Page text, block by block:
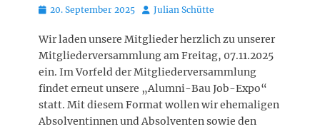
Posted
20. September 2025 AutorJulian Schütte
Wir laden unsere Mitglieder herzlich zu unserer
Mitgliederversammlung am Freitag, 07.11.2025
ein. Im Vorfeld der Mitgliederversammlung
findet erneut unsere „Alumni-Bau Job-Expo“
statt. Mit diesem Format wollen wir ehemaligen
Absolventinnen und Absolventen sowie den